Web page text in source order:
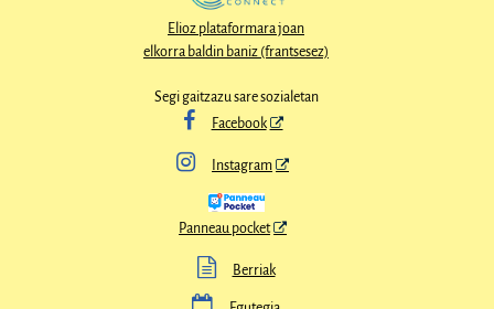
Elioz plataformara joan
elkorra baldin baniz (frantsesez)
Segi gaitzazu sare sozialetan
 Facebook
 Instagram
Panneau pocket
 Berriak